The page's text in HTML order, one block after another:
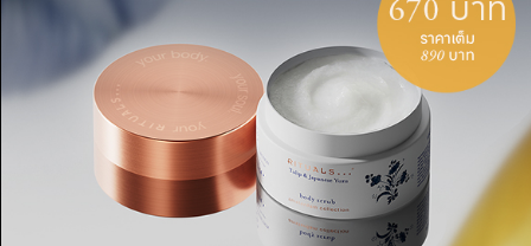
วิธีใช้
Spray the shimmering body mist onto your skin